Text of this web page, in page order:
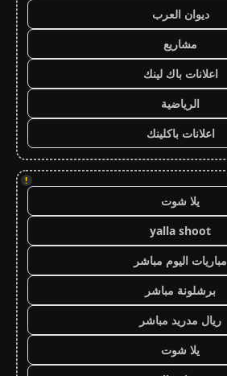
ديوان العرب
مشاريع
اعلانات باك لينك
الرياضية
اعلانات باكلينك
!
يلا شوت
yalla shoot
مباريات اليوم مباشر
برشلونة مباشر
ريال مدريد مباشر
يلا شوت